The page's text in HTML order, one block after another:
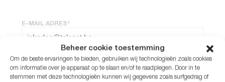
Beheer cookie toestemming
Om de beste ervaringen te bieden, gebruiken wij technologieën zoals cookies
om informatie over je apparaat op te slaan en/of te raadplegen. Door in te
stemmen met deze technologieën kunnen wij gegevens zoals surfgedrag of
E-MAIL ADRES*
WACHTWOORD*